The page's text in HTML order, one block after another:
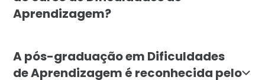
Aprendizagem?
A pós-graduação em Dificuldades
de Aprendizagem é reconhecida pelo